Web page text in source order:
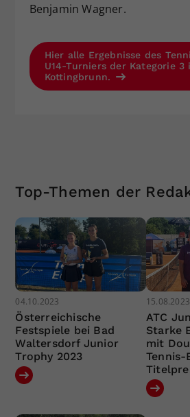
Benjamin Wagner.
Hier alle Ergebnisse des
U14-Turniers der Kategorie 3
Kottingbrunn.
Top-Themen der
04.10.2023
Österreichische
Festspiele bei Bad
Waltersdorf Junior
Trophy 2023
15.08.2023
ATC
Starke
mit
Tennis-